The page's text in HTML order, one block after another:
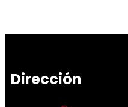
Dirección